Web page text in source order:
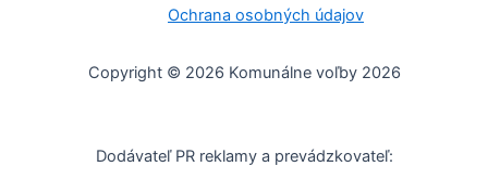
Ochrana osobných údajov
Copyright © 2026 Komunálne voľby 2026
Dodávateľ PR reklamy a prevádzkovateľ: